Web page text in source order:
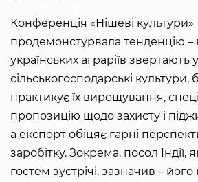
Конференція «Нішеві культури»
продемонстурвала тенденцію –
українських аграріїв звертають
сільськогосподарські культури,
практикує їх вирощування,
пропозицію щодо захисту і
а експорт обіцяє гарні
заробітку. Зокрема, посол Індії,
гостем зустрічі, зазначив – його